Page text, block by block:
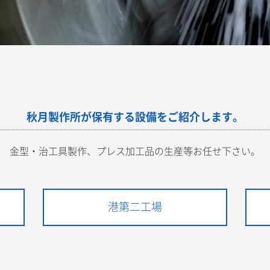
秋月製作所が保有する設備をご紹介します。
金型・治工具製作、プレス加工品の生産等お任せ下さい。
港第二工場